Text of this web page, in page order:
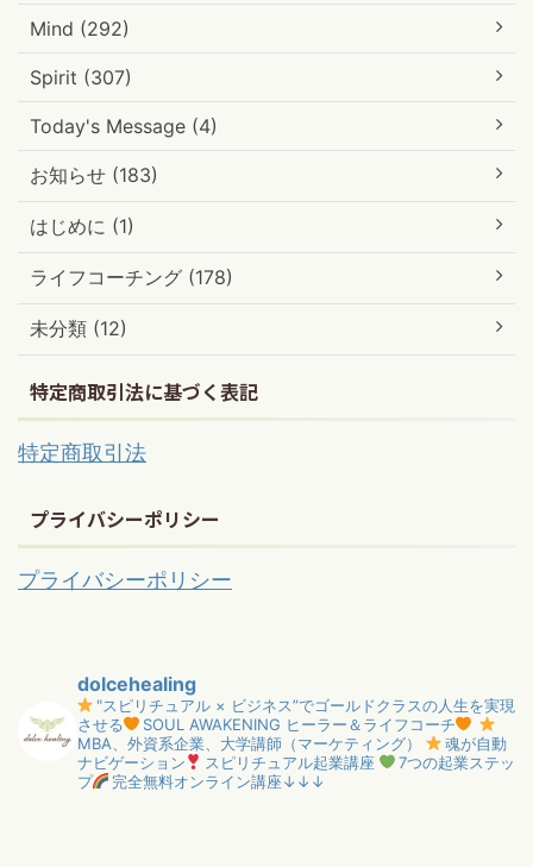
Mind (292)
Spirit (307)
Today's Message (4)
お知らせ (183)
はじめに (1)
ライフコーチング (178)
未分類 (12)
特定商取引法に基づく表記
特定商取引法
プライバシーポリシー
プライバシーポリシー
dolcehealing
"スピリチュアル × ビジネス”でゴールドクラスの人生を実現
させる
SOUL AWAKENING ヒーラー＆ライフコーチ
MBA、外資系企業、大学講師（マーケティング）
魂が自動
ナビゲーション
スピリチュアル起業講座
7つの起業ステッ
プ
完全無料オンライン講座↓↓↓